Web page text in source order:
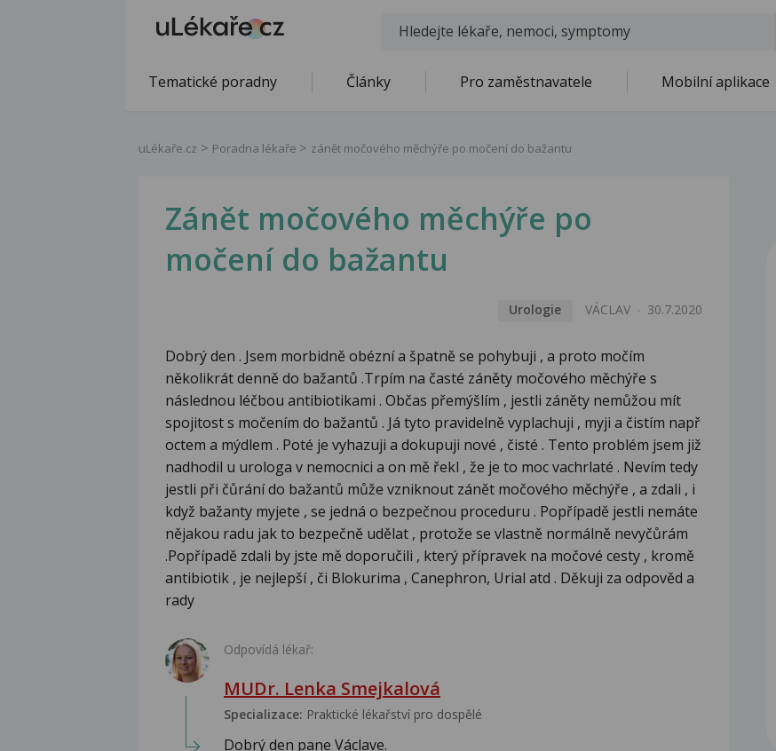
Tematické poradny Články Pro zaměstnavatele Mobilní aplikace
uLékaře.cz Poradna lékaře zánět močového měchýře po močení do bažantu
Zánět močového měchýře po
močení do bažantu
Urologie VÁCLAV 30.7.2020
Dobrý den . Jsem morbidně obézní a špatně se pohybuji , a proto močím
několikrát denně do bažantů .Trpím na časté záněty močového měchýře s
následnou léčbou antibiotikami . Občas přemýšlím , jestli záněty nemůžou mít
spojitost s močením do bažantů . Já tyto pravidelně vyplachuji , myji a čistím např
octem a mýdlem . Poté je vyhazuji a dokupuji nové , čisté . Tento problém jsem již
nadhodil u urologa v nemocnici a on mě řekl , že je to moc vachrlaté . Nevím tedy
jestli při čůrání do bažantů může vzniknout zánět močového měchýře , a zdali , i
když bažanty myjete , se jedná o bezpečnou proceduru . Popřípadě jestli nemáte
nějakou radu jak to bezpečně udělat , protože se vlastně normálně nevyčůrám
.Popřípadě zdali by jste mě doporučili , který přípravek na močové cesty , kromě
antibiotik , je nejlepší , či Blokurima , Canephron, Urial atd . Děkuji za odpověd a
rady
Odpovídá lékař:
MUDr. Lenka Smejkalová
Specializace: Praktické lékařství pro dospělé
Dobrý den pane Václave.